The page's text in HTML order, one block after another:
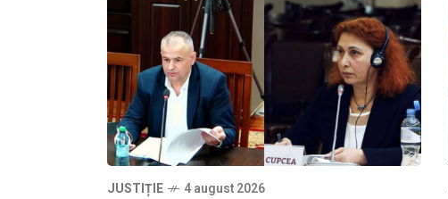
JUSTIȚIE 4 august 2026